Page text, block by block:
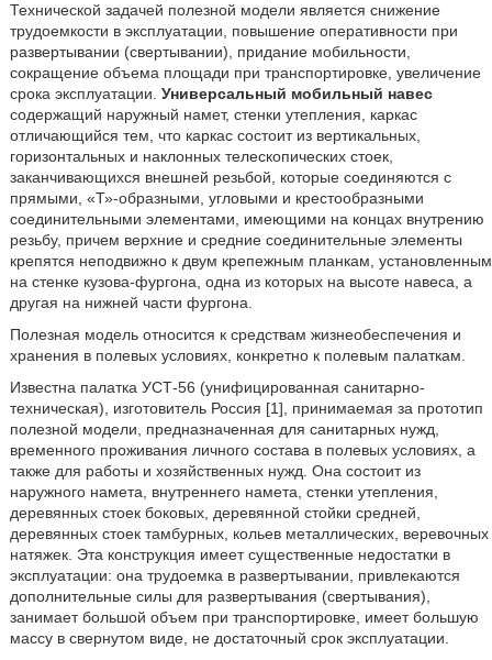
Технической задачей полезной модели является снижение
трудоемкости в эксплуатации, повышение оперативности при
развертывании (свертывании), придание мобильности,
сокращение объема площади при транспортировке, увеличение
срока эксплуатации. Универсальный мобильный навес
содержащий наружный намет, стенки утепления, каркас
отличающийся тем, что каркас состоит из вертикальных,
горизонтальных и наклонных телескопических стоек,
заканчивающихся внешней резьбой, которые соединяются с
прямыми, «Т»-образными, угловыми и крестообразными
соединительными элементами, имеющими на концах внутрению
резьбу, причем верхние и средние соединительные элементы
крепятся неподвижно к двум крепежным планкам, установленным
на стенке кузова-фургона, одна из которых на высоте навеса, а
другая на нижней части фургона.
Полезная модель относится к средствам жизнеобеспечения и
хранения в полевых условиях, конкретно к полевым палаткам.
Известна палатка УСТ-56 (унифицированная санитарно-
техническая), изготовитель Россия [1], принимаемая за прототип
полезной модели, предназначенная для санитарных нужд,
временного проживания личного состава в полевых условиях, а
также для работы и хозяйственных нужд. Она состоит из
наружного намета, внутреннего намета, стенки утепления,
деревянных стоек боковых, деревянной стойки средней,
деревянных стоек тамбурных, кольев металлических, веревочных
натяжек. Эта конструкция имеет существенные недостатки в
эксплуатации: она трудоемка в развертывании, привлекаются
дополнительные силы для развертывания (свертывания),
занимает большой объем при транспортировке, имеет большую
массу в свернутом виде, не достаточный срок эксплуатации.